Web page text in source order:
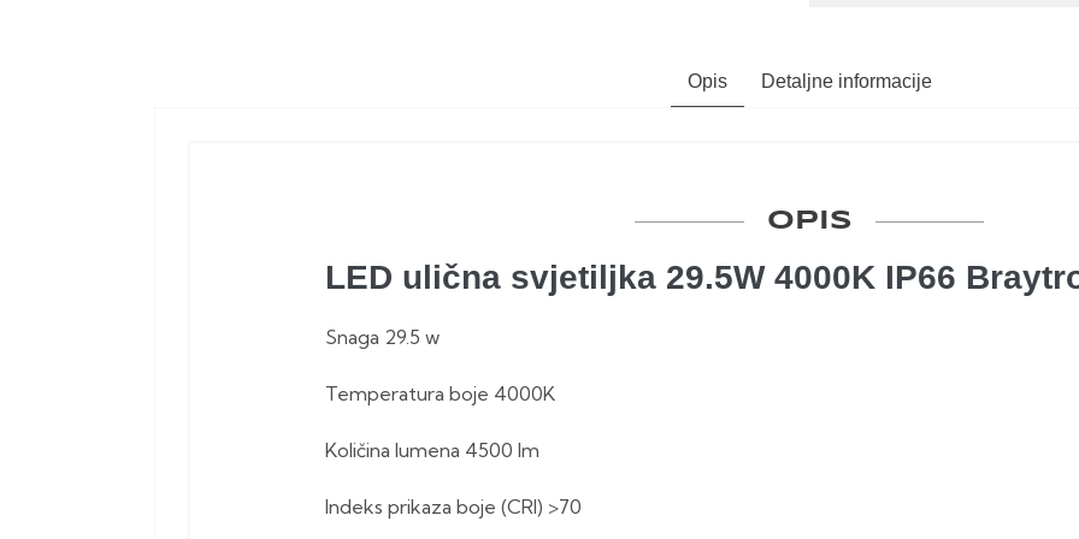
Opis Detaljne informacije
OPIS
LED ulična svjetiljka 29.5W 4000K IP66
Snaga 29.5 w
Temperatura boje 4000K
Količina lumena 4500 lm
Indeks prikaza boje (CRI) >70